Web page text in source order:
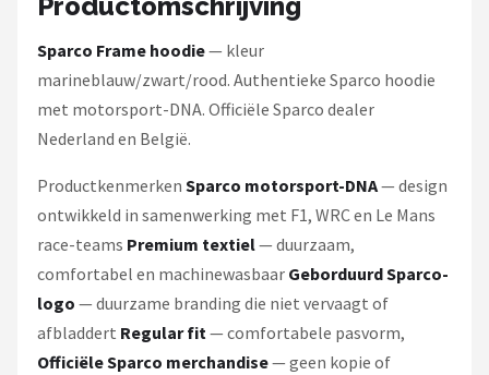
Sparco Frame hoodie— kleur
marineblauw/zwart/rood. Authentieke Sparco hoodie
met motorsport-DNA. Officiële Sparco dealer
Nederland en België.
Productkenmerken Sparco motorsport-DNA— design
ontwikkeld in samenwerking met F1, WRC en Le Mans
race-teams Premium textiel— duurzaam,
comfortabel en machinewasbaar Geborduurd Sparco-
logo — duurzame branding die niet vervaagt of
afbladdert Regular fit— comfortabele pasvorm,
Officiële Sparco merchandise— geen kopie of